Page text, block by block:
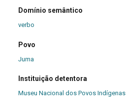
Domínio semântico
verbo
Povo
Juma
Instituição detentora
Museu Nacional dos Povos Indígenas